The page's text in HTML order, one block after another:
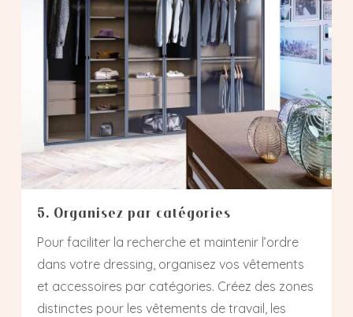
5. Organisez par catégories
Pour faciliter la recherche et maintenir l’ordre
dans votre dressing, organisez vos vêtements
et accessoires par catégories. Créez des zones
distinctes pour les vêtements de travail, les